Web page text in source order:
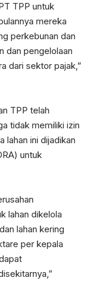
TPP untuk
mereka
perkebunan dan
dan pengelolaan
dari sektor pajak,”
TPP telah
tidak memiliki izin
lahan ini dijadikan
untuk
lahan dikelola
lahan kering
per kepala